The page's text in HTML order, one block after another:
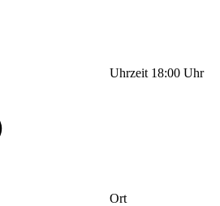
Uhrzeit 18:00 Uhr
Ort